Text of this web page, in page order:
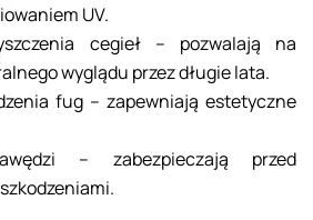
UV.
cegieł – pozwalają na
wyglądu przez długie lata.
fug – zapewniają estetyczne
– zabezpieczają przed